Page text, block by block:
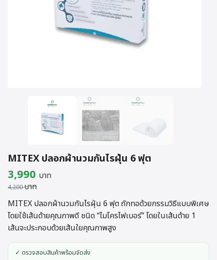
MITEX ปลอกผ้านวมกันไรฝุ่น 6 ฟุต
4,200บาท
Original
price
was:
4,200 บาท.
3,990 บาท
is:
3,990 บาท.
MITEX ปลอกผ้านวมกันไรฝุ่น 6 ฟุต ถักทอด้วยกรรมวิธีแบบพิเศษ
โดยใช้เส้นด้ายคุณภาพดี ชนิด “ไมโครไฟเบอร์” โดยในเส้นด้าย 1
เส้นจะประกอบด้วยเส้นใยคุณภาพสูง
✓ ตรวจสอบสินค้าพร้อมจัดส่ง